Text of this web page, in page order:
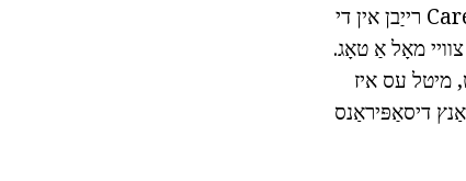
האַלטן "פֿאַר אַ ביסל מינוט ענין." א ביסל דראָפּס פון געלט שטעלן אויף ריין פֿיס, Carefully רייַבן אין די
מאָל אַ טאָג.
מיטל עס איז
דיסאַפּיראַנס